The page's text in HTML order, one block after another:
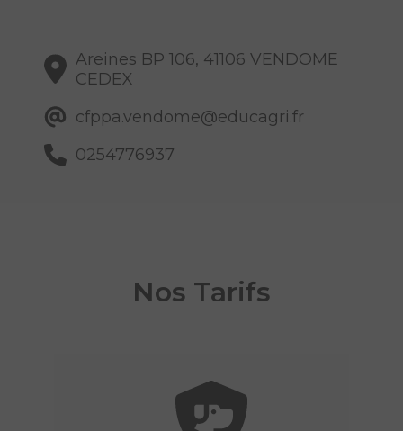
Areines BP 106, 41106 VENDOME
CEDEX
cfppa.vendome@educagri.fr
0254776937
Nos Tarifs